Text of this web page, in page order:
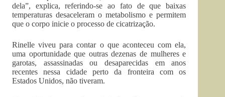
dela”, explica, referindo-se ao fato de que baixas
temperaturas desaceleram o metabolismo e permitem
que o corpo inicie o processo de cicatrização.
Rinelle viveu para contar o que aconteceu com ela,
uma oportunidade que outras dezenas de mulheres e
garotas, assassinadas ou desaparecidas em anos
recentes nessa cidade perto da fronteira com os
Estados Unidos, não tiveram.